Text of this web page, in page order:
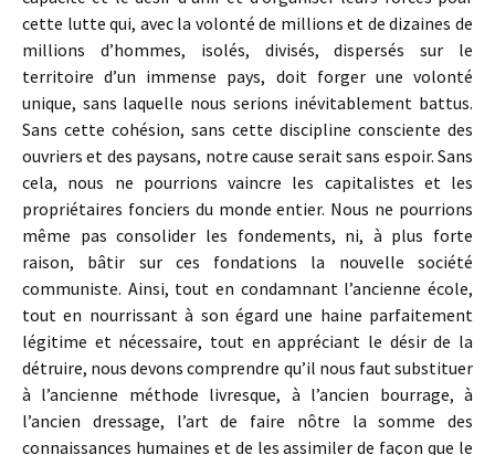
cette lutte qui, avec la volonté de millions et de dizaines de
millions d’hommes, isolés, divisés, dispersés sur le
territoire d’un immense pays, doit forger une volonté
unique, sans laquelle nous serions inévitablement battus.
Sans cette cohésion, sans cette discipline consciente des
ouvriers et des paysans, notre cause serait sans espoir. Sans
cela, nous ne pourrions vaincre les capitalistes et les
propriétaires fonciers du monde entier. Nous ne pourrions
même pas consolider les fondements, ni, à plus forte
raison, bâtir sur ces fondations la nouvelle société
communiste. Ainsi, tout en condamnant l’ancienne école,
tout en nourrissant à son égard une haine parfaitement
légitime et nécessaire, tout en appréciant le désir de la
détruire, nous devons comprendre qu’il nous faut substituer
à l’ancienne méthode livresque, à l’ancien bourrage, à
l’ancien dressage, l’art de faire nôtre la somme des
connaissances humaines et de les assimiler de façon que le